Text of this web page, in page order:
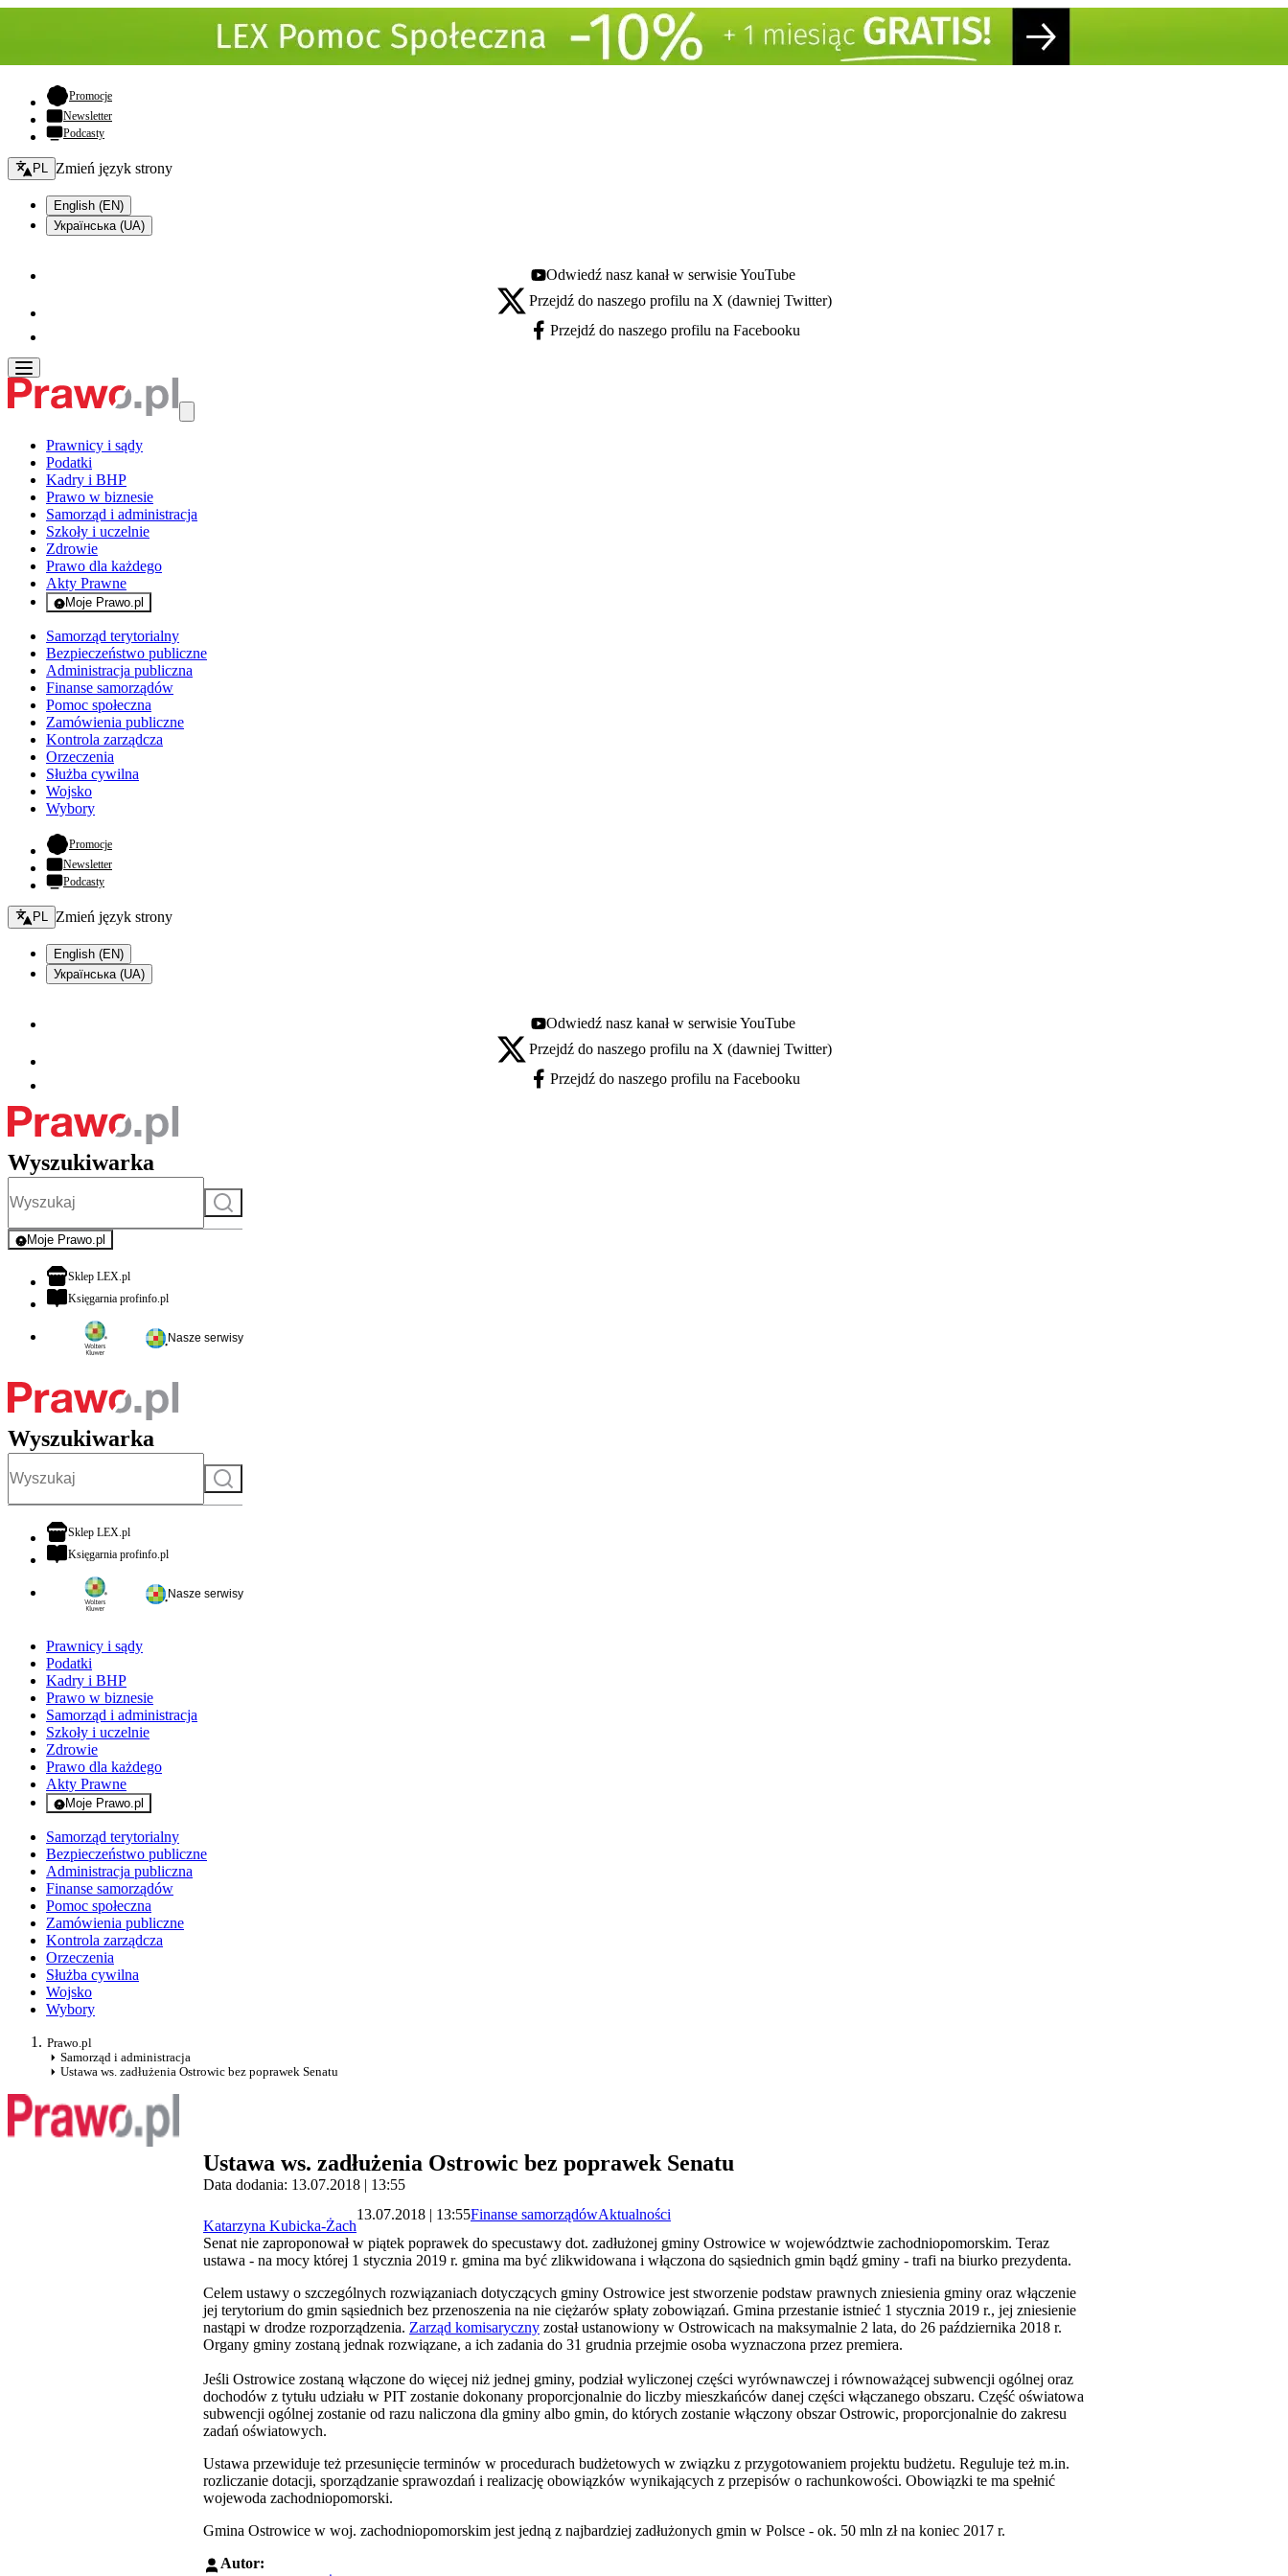
Promocje- otwiera się w nowej karcie
Newsletter
Podcasty
Zmień język - bieżący:
PL Zmień język strony
English (EN)
Українська (UA)
Youtube - otwiera się w nowej karcie
Odwiedź nasz kanał w serwisie YouTube
X - otwiera się w nowej karcie
Przejdź do naszego profilu na X (dawniej Twitter)
Facebook - otwiera się w nowej karcie
Przejdź do naszego profilu na Facebooku
Prawnicy i sądy
Podatki
Kadry i BHP
Prawo w biznesie
Samorząd i administracja
Szkoły i uczelnie
Zdrowie
Prawo dla każdego
Akty Prawne
Moje Prawo.pl
- rejestracja i logowanie do serwisu
Samorząd terytorialny
Bezpieczeństwo publiczne
Administracja publiczna
Finanse samorządów
Pomoc społeczna
Zamówienia publiczne
Kontrola zarządcza
Orzeczenia
Służba cywilna
Wojsko
Wybory
Promocje- otwiera się w nowej karcie
Newsletter
Podcasty
Zmień język - bieżący:
PL Zmień język strony
English (EN)
Українська (UA)
Youtube - otwiera się w nowej karcie
Odwiedź nasz kanał w serwisie YouTube
X - otwiera się w nowej karcie
Przejdź do naszego profilu na X (dawniej Twitter)
Facebook - otwiera się w nowej karcie
Przejdź do naszego profilu na Facebooku
Wyszukiwarka
Szukaj
Moje Prawo.pl
- rejestracja i logowanie do serwisu
Sklep LEX.plotwiera się w nowej karcie
Księgarnia profinfo.plotwiera się w nowej karcie
Nasze serwisy
Wyszukiwarka
Szukaj
Sklep LEX.plotwiera się w nowej karcie
Księgarnia profinfo.plotwiera się w nowej karcie
Nasze serwisy
Prawnicy i sądy
Podatki
Kadry i BHP
Prawo w biznesie
Samorząd i administracja
Szkoły i uczelnie
Zdrowie
Prawo dla każdego
Akty Prawne
Moje Prawo.pl
- rejestracja i logowanie do serwisu
Samorząd terytorialny
Bezpieczeństwo publiczne
Administracja publiczna
Finanse samorządów
Pomoc społeczna
Zamówienia publiczne
Kontrola zarządcza
Orzeczenia
Służba cywilna
Wojsko
Wybory
Prawo.pl
Samorząd i administracja
Ustawa ws. zadłużenia Ostrowic bez poprawek Senatu
Ustawa ws. zadłużenia Ostrowic bez poprawek Senatu
Data dodania: 13.07.2018 | 13:55
Katarzyna Kubicka-Żach
13.07.2018 | 13:55Finanse samorządówAktualności
Senat nie zaproponował w piątek poprawek do specustawy dot. zadłużonej gminy Ostrowice w województwie zachodniopomorskim. Teraz
ustawa - na mocy której 1 stycznia 2019 r. gmina ma być zlikwidowana i włączona do sąsiednich gmin bądź gminy - trafi na biurko prezydenta.
Celem ustawy o szczególnych rozwiązaniach dotyczących gminy Ostrowice jest stworzenie podstaw prawnych zniesienia gminy oraz włączenie
jej terytorium do gmin sąsiednich bez przenoszenia na nie ciężarów spłaty zobowiązań. Gmina przestanie istnieć 1 stycznia 2019 r., jej zniesienie
nastąpi w drodze rozporządzenia. Zarząd komisaryczny został ustanowiony w Ostrowicach na maksymalnie 2 lata, do 26 października 2018 r.
Organy gminy zostaną jednak rozwiązane, a ich zadania do 31 grudnia przejmie osoba wyznaczona przez premiera.
Jeśli Ostrowice zostaną włączone do więcej niż jednej gminy, podział wyliczonej części wyrównawczej i równoważącej subwencji ogólnej oraz
dochodów z tytułu udziału w PIT zostanie dokonany proporcjonalnie do liczby mieszkańców danej części włączanego obszaru. Część oświatowa
subwencji ogólnej zostanie od razu naliczona dla gminy albo gmin, do których zostanie włączony obszar Ostrowic, proporcjonalnie do zakresu
zadań oświatowych.
Ustawa przewiduje też przesunięcie terminów w procedurach budżetowych w związku z przygotowaniem projektu budżetu. Reguluje też m.in.
rozliczanie dotacji, sporządzanie sprawozdań i realizację obowiązków wynikających z przepisów o rachunkowości. Obowiązki te ma spełnić
wojewoda zachodniopomorski.
Gmina Ostrowice w woj. zachodniopomorskim jest jedną z najbardziej zadłużonych gmin w Polsce - ok. 50 mln zł na koniec 2017 r.
Autor: